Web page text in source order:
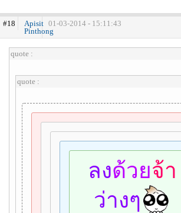
#18
Apisit
Pinthong
01-03-2014 - 15:11:43
quote :
quote :
ลงด้วยจ้า
ว่างๆ